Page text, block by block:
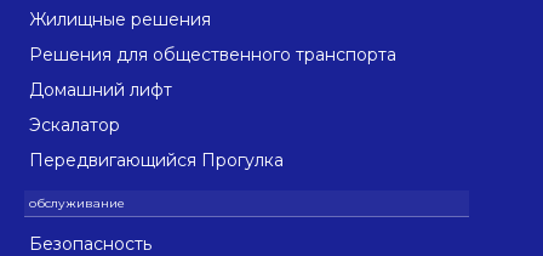
Жилищные решения
Решения для общественного транспорта
Домашний лифт
Эскалатор
Передвигающийся Прогулка
Безопасность